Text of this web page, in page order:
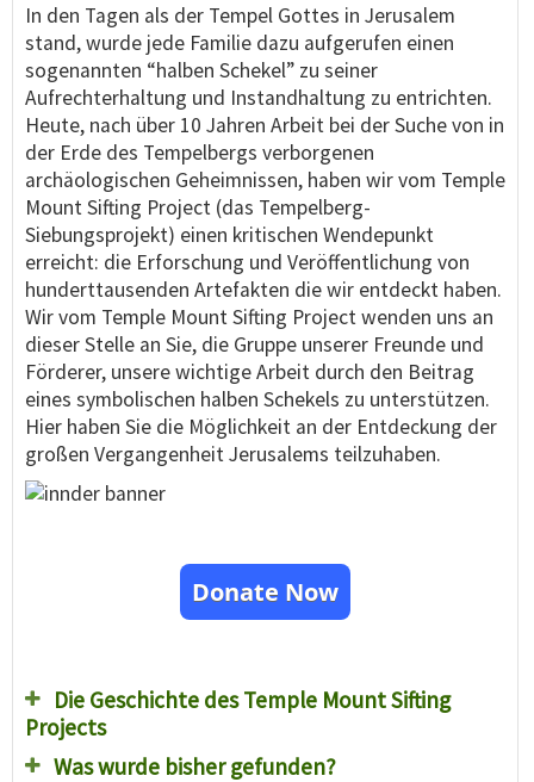
In den Tagen als der Tempel Gottes in Jerusalem
stand, wurde jede Familie dazu aufgerufen einen
sogenannten “halben Schekel” zu seiner
Aufrechterhaltung und Instandhaltung zu entrichten.
Heute, nach über 10 Jahren Arbeit bei der Suche von in
der Erde des Tempelbergs verborgenen
archäologischen Geheimnissen, haben wir vom Temple
Mount Sifting Project (das Tempelberg-
Siebungsprojekt) einen kritischen Wendepunkt
erreicht: die Erforschung und Veröffentlichung von
hunderttausenden Artefakten die wir entdeckt haben.
Wir vom Temple Mount Sifting Project wenden uns an
dieser Stelle an Sie, die Gruppe unserer Freunde und
Förderer, unsere wichtige Arbeit durch den Beitrag
eines symbolischen halben Schekels zu unterstützen.
Hier haben Sie die Möglichkeit an der Entdeckung der
großen Vergangenheit Jerusalems teilzuhaben.
Donate Now
Die Geschichte des Temple Mount Sifting
Projects
Was wurde bisher gefunden?